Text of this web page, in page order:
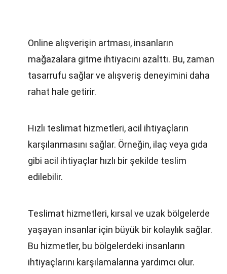
Online alışverişin artması, insanların
mağazalara gitme ihtiyacını azalttı. Bu, zaman
tasarrufu sağlar ve alışveriş deneyimini daha
rahat hale getirir.
Hızlı teslimat hizmetleri, acil ihtiyaçların
karşılanmasını sağlar. Örneğin, ilaç veya gıda
gibi acil ihtiyaçlar hızlı bir şekilde teslim
edilebilir.
Teslimat hizmetleri, kırsal ve uzak bölgelerde
yaşayan insanlar için büyük bir kolaylık sağlar.
Bu hizmetler, bu bölgelerdeki insanların
ihtiyaçlarını karşılamalarına yardımcı olur.